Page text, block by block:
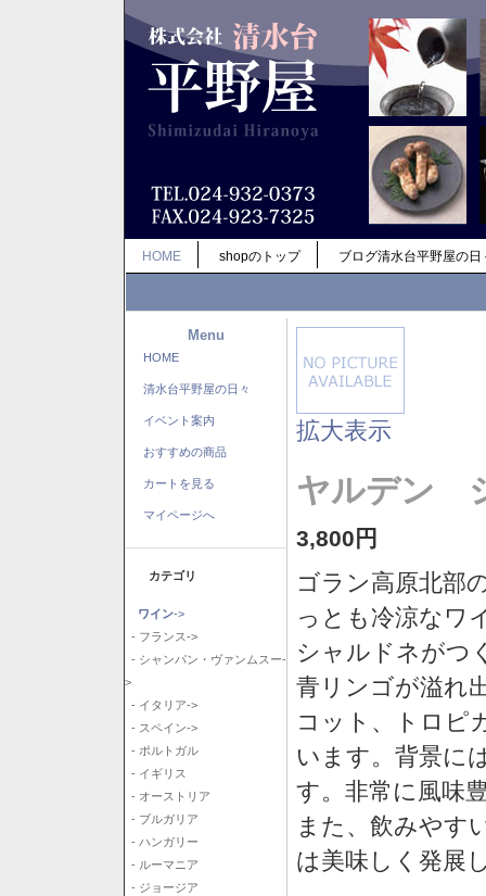
HOME shopのトップ ブログ清水台平野屋の日
Menu
HOME
清水台平野屋の日々
イベント案内
おすすめの商品
カートを見る
マイページへ
カテゴリ
ワイン->
- フランス->
- シャンパン・ヴァンムスー-
>
- イタリア->
- スペイン->
- ポルトガル
- イギリス
- オーストリア
- ブルガリア
- ハンガリー
- ルーマニア
- ジョージア
拡大表示
ヤルデン
3,800円
ゴラン高原北部
っとも冷涼なワ
シャルドネがつ
青リンゴが溢れ
コット、トロピ
います。背景に
す。非常に風味
また、飲みやす
は美味しく発展